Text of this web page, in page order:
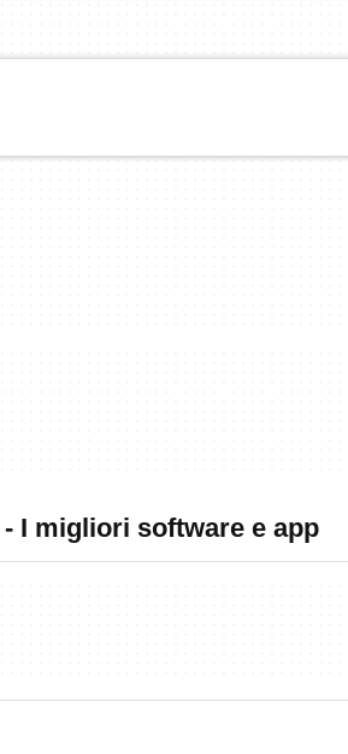
I migliori software e app